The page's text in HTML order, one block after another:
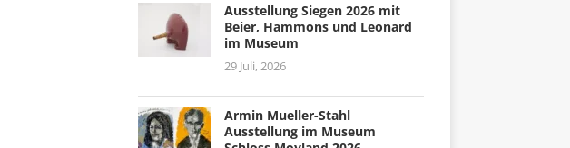
Ausstellung Siegen 2026 mit
Beier, Hammons und Leonard
im Museum
29 Juli, 2026
Armin Mueller-Stahl
Ausstellung im Museum